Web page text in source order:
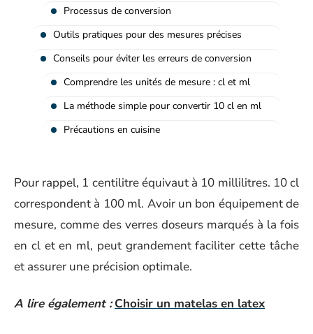
Processus de conversion
Outils pratiques pour des mesures précises
Conseils pour éviter les erreurs de conversion
Comprendre les unités de mesure : cl et ml
La méthode simple pour convertir 10 cl en ml
Précautions en cuisine
Pour rappel, 1 centilitre équivaut à 10 millilitres. 10 cl
correspondent à 100 ml. Avoir un bon équipement de
mesure, comme des verres doseurs marqués à la fois
en cl et en ml, peut grandement faciliter cette tâche
et assurer une précision optimale.
A lire également : Choisir un matelas en latex